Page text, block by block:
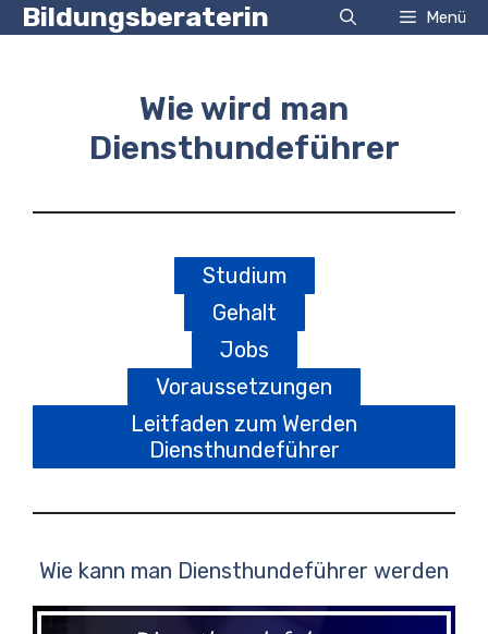
Zum
Inhalt
Bildungsberaterin Menü
Wie wird man
Diensthundeführer
Studium
Gehalt
Jobs
Voraussetzungen
Leitfaden zum Werden
Diensthundeführer
Wie kann man Diensthundeführer werden